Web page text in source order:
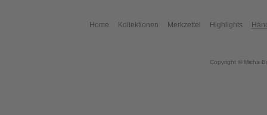
Home Kollektionen Merkzettel Highlights
Copyright © Micha